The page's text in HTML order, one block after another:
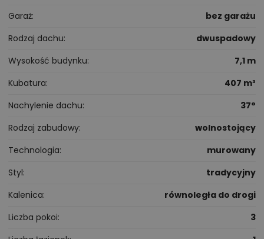
Garaż
bez garażu
Rodzaj dachu
dwuspadowy
Wysokość budynku
7,1 m
Kubatura
407 m³
Nachylenie dachu
37°
Rodzaj zabudowy
wolnostojący
Technologia
murowany
Styl
tradycyjny
Kalenica
równoległa do drogi
Liczba pokoi
3